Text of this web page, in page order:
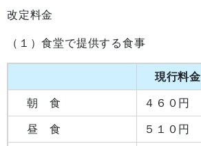
改定料金
（１）食堂で提供する食事
現行料金
朝 食 ４６０円
昼 食 ５１０円